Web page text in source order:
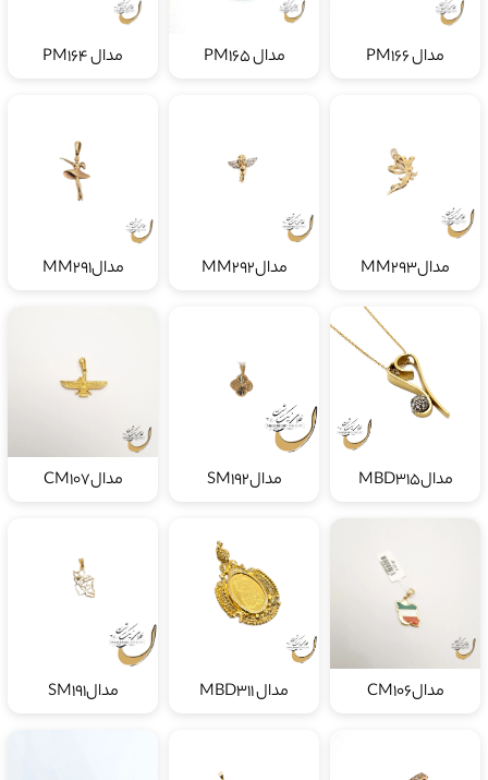
مدال PM166 مدال PM165 مدال PM164
مدالMM293 مدالMM292
مدالSM192
مدال MBD311 مدالSM191